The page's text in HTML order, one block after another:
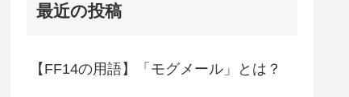
最近の投稿
【FF14の用語】「モグメール」とは？